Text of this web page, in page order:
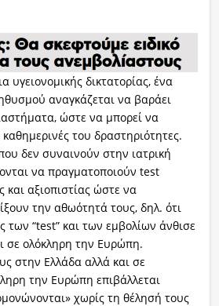
υγειονομικής δικτατορίας, ένα
αναγκάζεται να βαράει
ώστε να μπορεί να
του δραστηριότητες.
δεν συναινούν στην ιατρική
να πραγματοποιούν test
και αξιοπιστίας ώστε να
την αθωότητά τους, δηλ. ότι
των “test” και των εμβολίων άνθισε
σε ολόκληρη την Ευρώπη.
στην Ελλάδα αλλά και σε
την Ευρώπη επιβάλλεται
χωρίς τη θέλησή τους